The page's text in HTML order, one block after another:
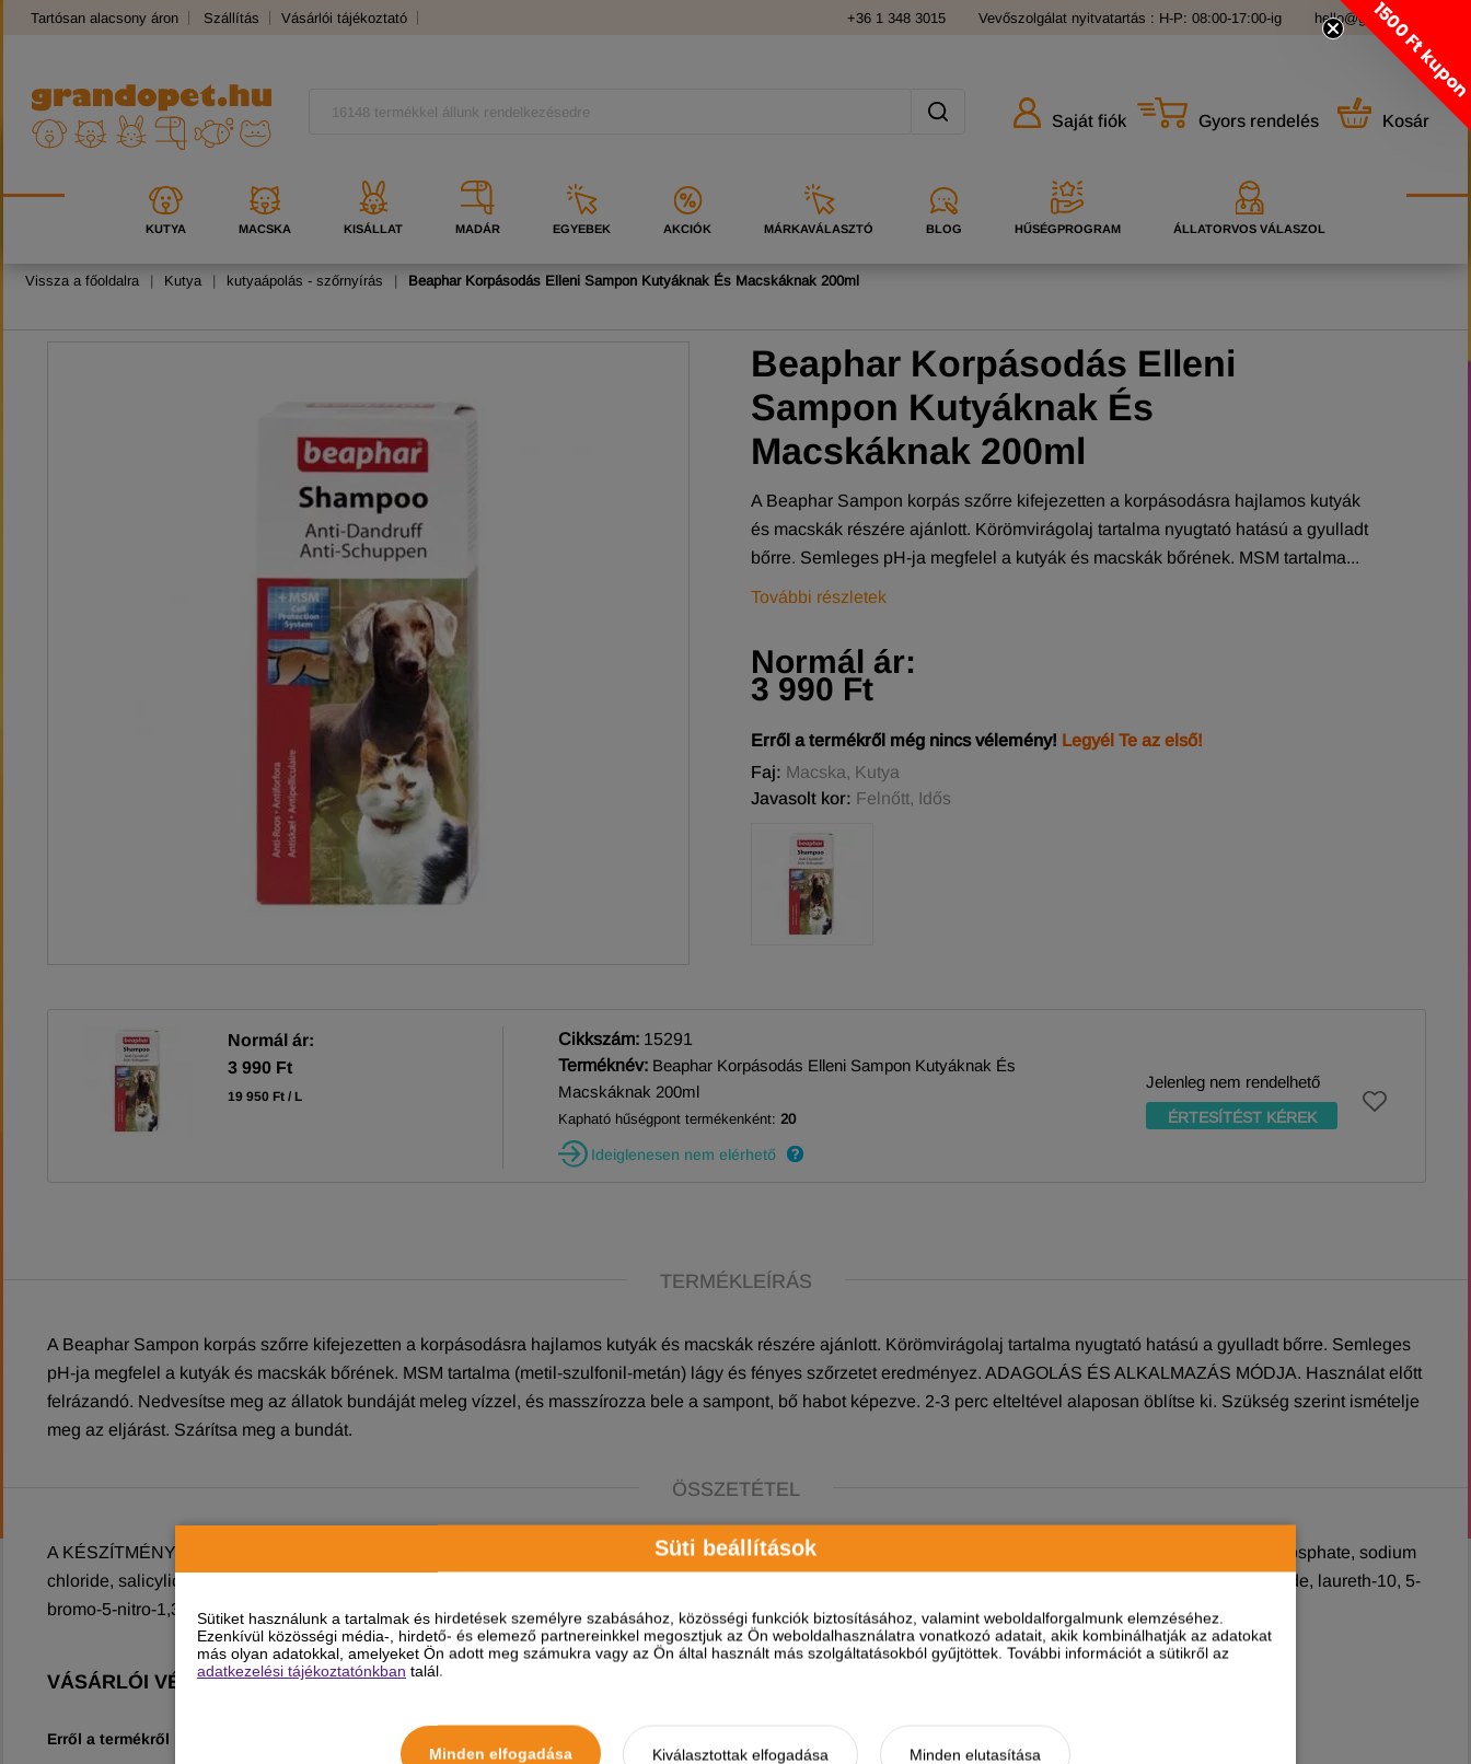
Süti beállítások
Sütiket használunk a tartalmak és hirdetések személyre szabásához, közösségi funkciók biztosításához, valamint weboldalforgalmunk elemzéséhez.
Ezenkívül közösségi média-, hirdető- és elemező partnereinkkel megosztjuk az Ön weboldalhasználatra vonatkozó adatait, akik kombinálhatják az adatokat
más olyan adatokkal, amelyeket Ön adott meg számukra vagy az Ön által használt más szolgáltatásokból gyűjtöttek. További információt a sütikről az
adatkezelési tájékoztatónkban talál.
Minden elfogadása Kiválasztottak elfogadása Minden elutasítása
Tartósan alacsony áron Szállítás Vásárlói tájékoztató +36 1 348 3015 Vevőszolgálat nyitvatartás : H-P: 08:00-17:00-ig hello@grandopet.hu
Saját fiók Gyors rendelés Kosár
KUTYA MACSKA KISÁLLAT MADÁR EGYEBEK AKCIÓK MÁRKAVÁLASZTÓ BLOG HŰSÉGPROGRAM ÁLLATORVOS VÁLASZOL
Vissza a főoldalra | Kutya | kutyaápolás - szőrnyírás | Beaphar Korpásodás Elleni Sampon Kutyáknak És Macskáknak 200ml
Beaphar Korpásodás Elleni
Sampon Kutyáknak És
Macskáknak 200ml
A Beaphar Sampon korpás szőrre kifejezetten a korpásodásra hajlamos kutyák
és macskák részére ajánlott. Körömvirágolaj tartalma nyugtató hatású a gyulladt
bőrre. Semleges pH-ja megfelel a kutyák és macskák bőrének. MSM tartalma...
További részletek
Normál ár:
3 990 Ft
Erről a termékről még nincs vélemény! Legyél Te az első!
Faj: Macska, Kutya
Javasolt kor: Felnőtt, Idős
Normál ár:
3 990 Ft
19 950 Ft / L
Cikkszám: 15291
Terméknév: Beaphar Korpásodás Elleni Sampon Kutyáknak És
Macskáknak 200ml
Kapható hűségpont termékenként: 20
Ideiglenesen nem elérhető
Jelenleg nem rendelhető
ÉRTESÍTÉST KÉREK
TERMÉKLEÍRÁS
A Beaphar Sampon korpás szőrre kifejezetten a korpásodásra hajlamos kutyák és macskák részére ajánlott. Körömvirágolaj tartalma nyugtató hatású a gyulladt bőrre. Semleges
pH-ja megfelel a kutyák és macskák bőrének. MSM tartalma (metil-szulfonil-metán) lágy és fényes szőrzetet eredményez. ADAGOLÁS ÉS ALKALMAZÁS MÓDJA. Használat előtt
felrázandó. Nedvesítse meg az állatok bundáját meleg vízzel, és masszírozza bele a sampont, bő habot képezve. 2-3 perc elteltével alaposan öblítse ki. Szükség szerint ismételje
meg az eljárást. Szárítsa meg a bundát.
ÖSSZETÉTEL
A KÉSZÍTMÉNY ÖSSZETÉTELE: Aqua, sodium laureth sulfate, cocamide dea, cocamido propyl betaine, dimethyl sulfone, PEG-15 cocopolyamine, disodium phosphate, sodium
chloride, salicylic acid, glycerin, glycol distearate, parfum, Calendula officinalis flower oil, cocamide mea, propylene glycol, potassium phosphate, sodium hydroxide, laureth-10, 5-
bromo-5-nitro-1,3-dioxane, 5-chloro-2-methyl-2h-isothiazol-3-one, 2-methyl-2h-isothiazol-3-one.
VÁSÁRLÓI VÉLEMÉNYEK
Erről a termékről még nincs vélemény!
1500 Ft